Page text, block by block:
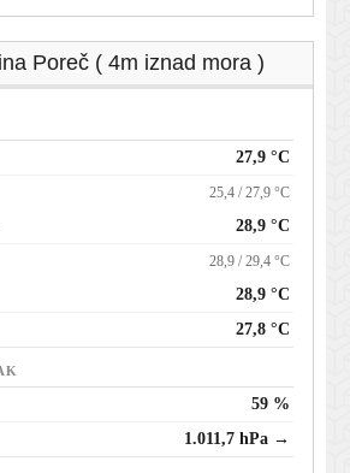
Poreč ( 4m iznad mora )
27,9 °C
25,4 / 27,9 °C
28,9 °C
28,9 / 29,4 °C
28,9 °C
27,8 °C
59 %
1.011,7 hPa →